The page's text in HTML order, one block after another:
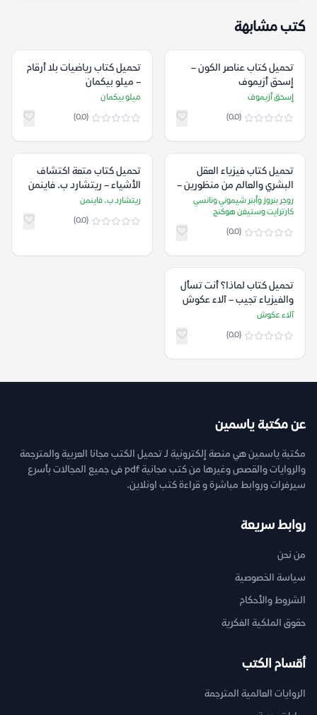
كتب مشابهة
تحميل كتاب عناصر الكون –
إسحق أزيموف
إسحق أزيموف
(0.0)
تحميل كتاب رياضيات بلا أرقام
– ميلو بيكمان
ميلو بيكمان
(0.0)
تحميل كتاب فيزياء العقل
البشري والعالم من منظورين –
روجر بنروز وأبنر شيموني
ونانسي كارترايت وستيفن
هوكنج
روجر بنروز وأبنر شيموني ونانسي
كارترايت وستيفن هوكنج
(0.0)
تحميل كتاب متعة اكتشاف
الأشياء – ريتشارد ب. فاينمن
ريتشارد ب. فاينمن
(0.0)
تحميل كتاب لماذا؟ أنت تسأل
والفيزياء تجيب – آلاء عكوش
آلاء عكوش
(0.0)
عن مكتبة ياسمين
مكتبة ياسمين هي منصة إلكترونية لـ تحميل الكتب مجانا العربية والمترجمة
والروايات والقصص وغيرها من كتب مجانية pdf فى جميع المجالات بأسرع
سيرفرات وروابط مباشرة و قراءة كتب اونلاين.
روابط سريعة
من نحن
سياسة الخصوصية
الشروط والأحكام
حقوق الملكية الفكرية
أقسام الكتب
الروايات العالمية المترجمة